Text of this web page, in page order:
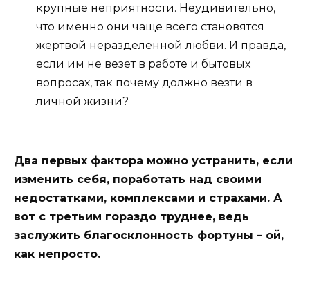
крупные неприятности. Неудивительно,
что именно они чаще всего становятся
жертвой неразделенной любви. И правда,
если им не везет в работе и бытовых
вопросах, так почему должно везти в
личной жизни?
Два первых фактора можно устранить, если
изменить себя, поработать над своими
недостатками, комплексами и страхами. А
вот с третьим гораздо труднее, ведь
заслужить благосклонность фортуны – ой,
как непросто.